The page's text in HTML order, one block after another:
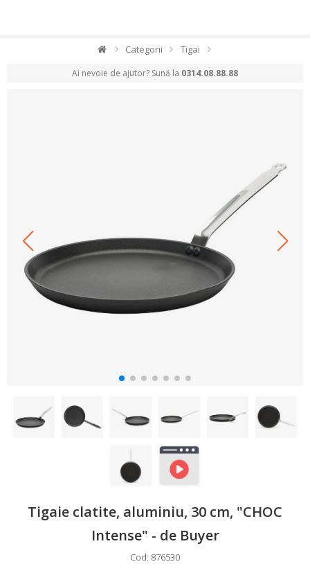
Categorii Tigai
Ai nevoie de ajutor? Sună la 0314.08.88.88
Tigaie clatite, aluminiu, 30 cm, "CHOC
Intense" - de Buyer
Cod: 876530